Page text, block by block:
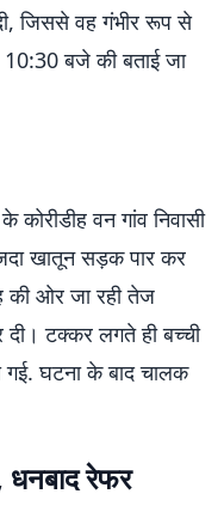
जिससे वह गंभीर रूप से
10:30 बजे की बताई जा
वन गांव निवासी
खातून सड़क पार कर
की ओर जा रही तेज
दी। टक्कर लगते ही बच्ची
घटना के बाद चालक
धनबाद रेफर